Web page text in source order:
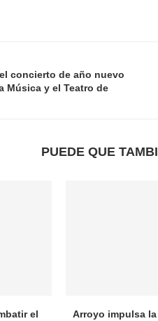
concierto de año nuevo
Música y el Teatro de
PUEDE QUE
el
Arroyo impulsa